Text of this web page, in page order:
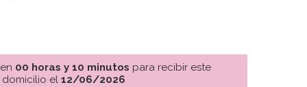
00 horas y 10 minutos para recibir este
el 12/06/2026